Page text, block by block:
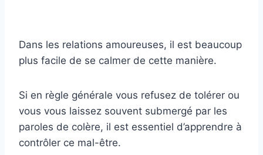
Dans les relations amoureuses, il est beaucoup
plus facile de se calmer de cette manière.
Si en règle générale vous refusez de tolérer ou
vous vous laissez souvent submergé par les
paroles de colère, il est essentiel d’apprendre à
contrôler ce mal-être.